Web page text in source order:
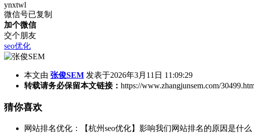
ynxtwl
微信号已复制
加个微信
交个朋友
seo优化
本文由 张俊SEM 发表于2026年3月11日 11:09:29
转载请务必保留本文链接： https://www.zhangjunsem.com/
猜你喜欢
网站排名优化：【杭州seo优化】影响我们网站排名的原因是什么